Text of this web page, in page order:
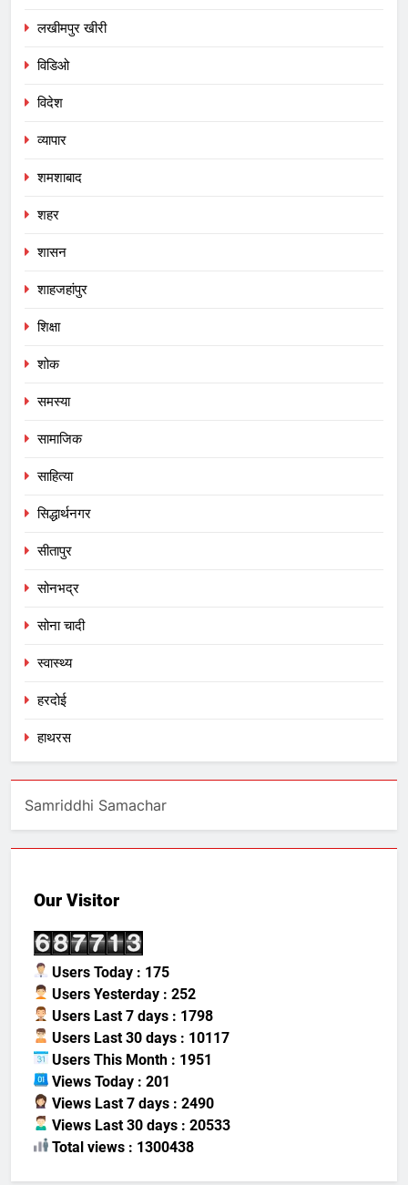
लखीमपुर खीरी
विडिओ
विदेश
व्यापार
शमशाबाद
शहर
शासन
शाहजहांपुर
शिक्षा
शोक
समस्या
सामाजिक
साहित्या
सिद्धार्थनगर
सीतापुर
सोनभद्र
सोना चादी
स्वास्थ्य
हरदोई
हाथरस
Samriddhi Samachar
Our Visitor
Users Today : 175
Users Yesterday : 252
Users Last 7 days : 1798
Users Last 30 days : 10117
Users This Month : 1951
Views Today : 201
Views Last 7 days : 2490
Views Last 30 days : 20533
Total views : 1300438